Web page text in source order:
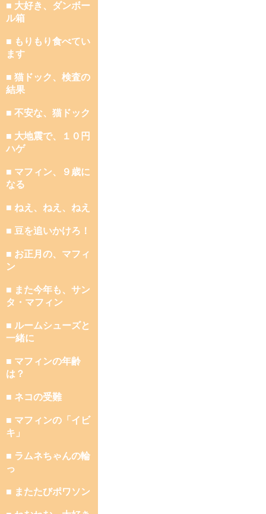
■ 大好き、ダンボー
ル箱
■ もりもり食べてい
ます
■ 猫ドック、検査の
結果
■ 不安な、猫ドック
■ 大地震で、１０円
ハゲ
■ マフィン、９歳に
なる
■ ねえ、ねえ、ねえ
■ 豆を追いかけろ！
■ お正月の、マフィ
ン
■ また今年も、サン
タ・マフィン
■ ルームシューズと
一緒に
■ マフィンの年齢
は？
■ ネコの受難
■ マフィンの「イビ
キ」
■ ラムネちゃんの輪
っ
■ またたびポワソン